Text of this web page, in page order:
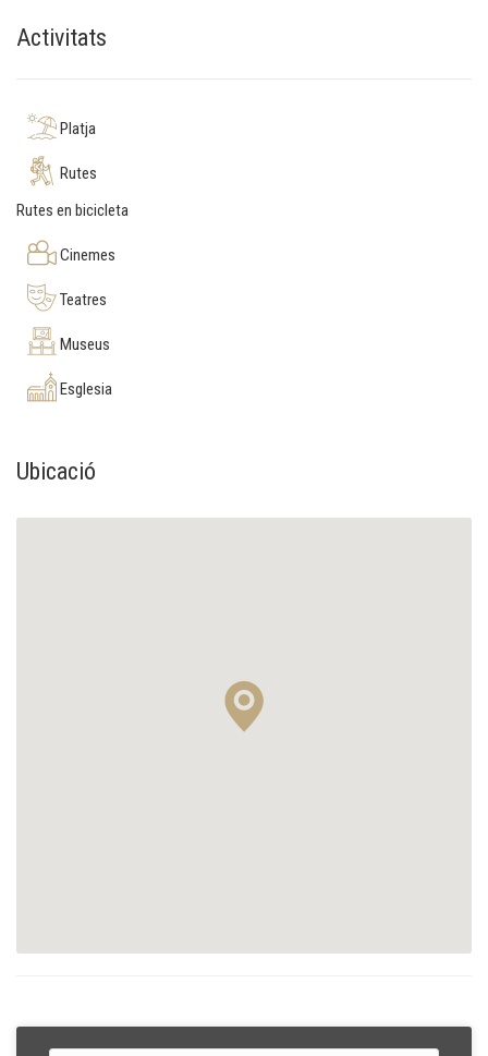
Activitats
Platja
Rutes
Rutes en bicicleta
Cinemes
Teatres
Museus
Esglesia
Ubicació